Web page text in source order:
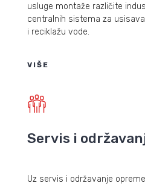
usluge montaže različite
centralnih sistema za
i reciklažu vode.
VIŠE
Servis i
Uz servis i održavanje